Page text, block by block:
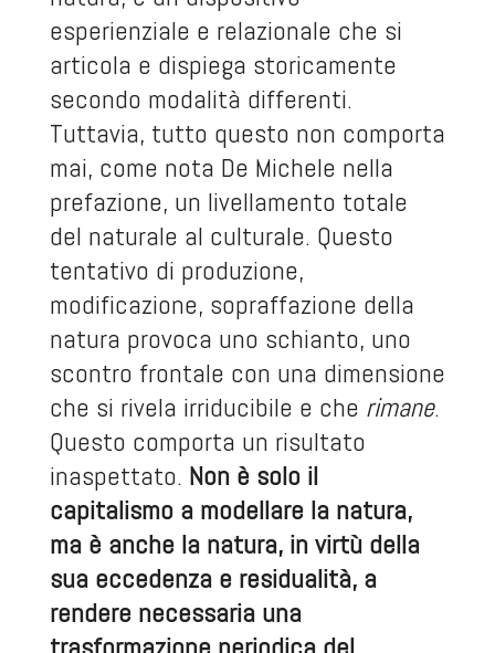
esperienziale e relazionale che si
articola e dispiega storicamente
secondo modalità differenti.
Tuttavia, tutto questo non comporta
mai, come nota De Michele nella
prefazione, un livellamento totale
del naturale al culturale. Questo
tentativo di produzione,
modificazione, sopraffazione della
natura provoca uno schianto, uno
scontro frontale con una dimensione
che si rivela irriducibile e che rimane.
Questo comporta un risultato
inaspettato. Non è solo il
capitalismo a modellare la natura,
ma è anche la natura, in virtù della
sua eccedenza e residualità, a
rendere necessaria una